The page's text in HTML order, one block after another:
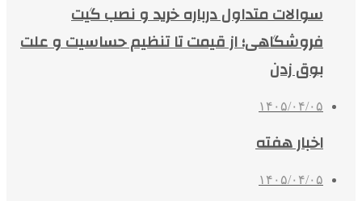
سوالات متداول درباره خرید و نصب گیت
فروشگاهی؛ از قیمت تا تنظیم حساسیت و علت
بوق زدن
۱۴۰۵/۰۴/۰۵
اخبار هفته
۱۴۰۵/۰۴/۰۵